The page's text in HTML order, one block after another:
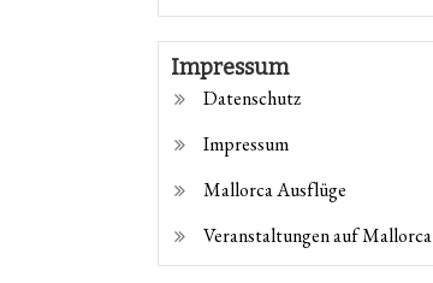
Impressum
Datenschutz
Impressum
Mallorca Ausflüge
Veranstaltungen auf Mallorca